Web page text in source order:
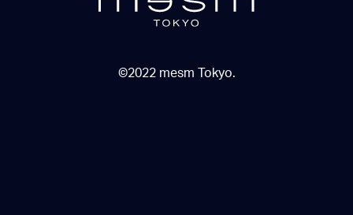
©2022 mesm Tokyo.